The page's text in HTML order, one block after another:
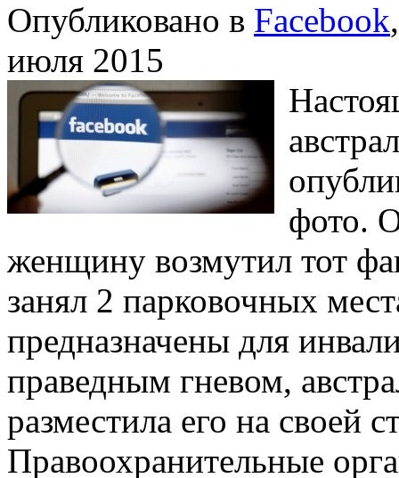
Опубликовано в Facebook
июля 2015
фото.
женщину возмутил тот
занял 2 парковочных
предназначены для
праведным гневом,
разместила его на своей
Правоохранительные